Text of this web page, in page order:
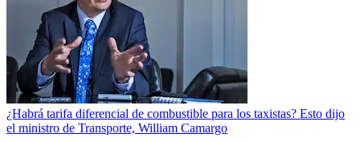
¿Habrá tarifa diferencial de combustible para los taxistas? Esto dijo
el ministro de Transporte, William Camargo